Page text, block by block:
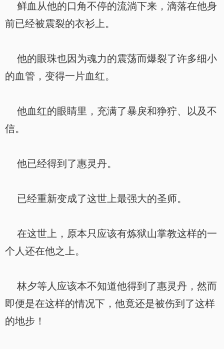
鲜血从他的口角不停的流淌下来，滴落在他身
前已经被震裂的衣衫上。
他的眼珠也因为魂力的震荡而爆裂了许多细小
的血管，变得一片血红。
他血红的眼睛里，充满了暴戾和狰狞、以及不
信。
他已经得到了惠灵丹。
已经重新变成了这世上最强大的圣师。
在这世上，原本只应该有炼狱山掌教这样的一
个人还在他之上。
林夕等人应该本不知道他得到了惠灵丹，然而
即便是在这样的情况下，他竟还是被伤到了这样
的地步！